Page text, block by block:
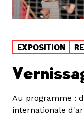
EXPOSITION
Au programme :
internationale